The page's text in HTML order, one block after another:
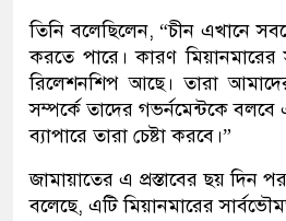
তিনি বলেছিলেন, “চীন এখানে
করতে পারে। কারণ মিয়ানমারের
রিলেশনশিপ আছে। তারা
সম্পর্কে তাদের গভর্নমেন্টকে
ব্যাপারে তারা চেষ্টা করবে।”
জামায়াতের এ প্রস্তাবের ছয় দিন
বলেছে, এটি মিয়ানমারের